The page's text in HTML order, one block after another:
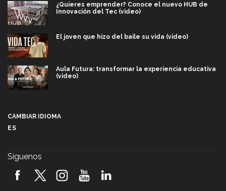
¿Quieres emprender? Conoce el nuevo HUB de
Innovación del Tec (video)
El joven que hizo del baile su vida (video)
Aula Futura: transformar la experiencia educativa
(video)
2026! (video)
CAMBIAR IDIOMA
ES
Síguenos